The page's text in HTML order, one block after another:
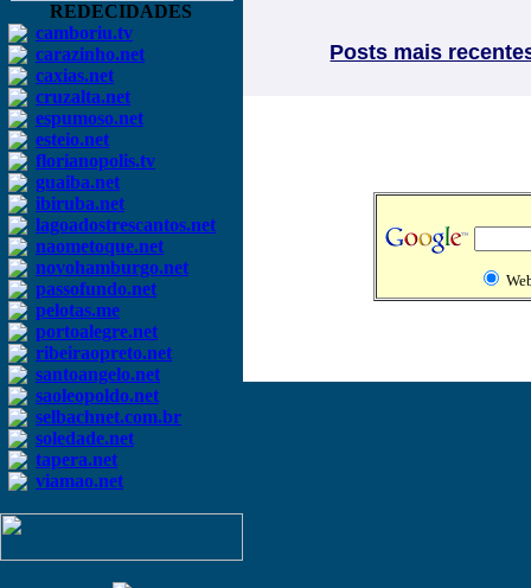
REDECIDADES
camboriu.tv
carazinho.net
caxias.net
cruzalta.net
espumoso.net
esteio.net
florianopolis.tv
guaiba.net
ibiruba.net
lagoadostrescantos.net
naometoque.net
novohamburgo.net
passofundo.net
pelotas.me
portoalegre.net
ribeiraopreto.net
santoangelo.net
saoleopoldo.net
selbachnet.com.br
soledade.net
tapera.net
viamao.net
Posts mais